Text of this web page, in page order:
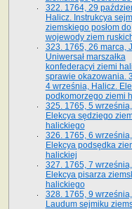
322. 1764, 29
Halicz. Instrukcya
ziemskiego posłom do
wojewody ziem
323. 1765, 26 marca,
Uniwersał marszałka
konfederacyi ziemi
sprawie okazowania.
4 września, Halicz.
podkomorzego ziemi
325. 1765, 5
Elekcya sędziego
halickiego
326. 1765, 6
Elekcya podsędka
halickiej
327. 1765, 7
Elekcya pisarza
halickiego
328. 1765, 9
Laudum sejmiku